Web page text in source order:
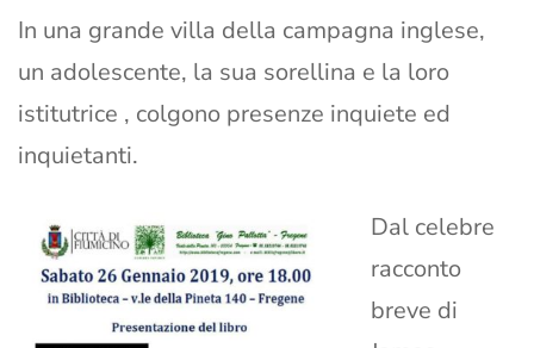
In una grande villa della campagna inglese,
un adolescente, la sua sorellina e la loro
istitutrice , colgono presenze inquiete ed
inquietanti.
Dal celebre
racconto
breve di